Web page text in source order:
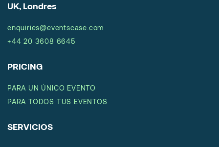
UK, Londres
enquiries@eventscase.com
+44 20 3608 6645
PRICING
PARA UN ÚNICO EVENTO
PARA TODOS TUS EVENTOS
SERVICIOS